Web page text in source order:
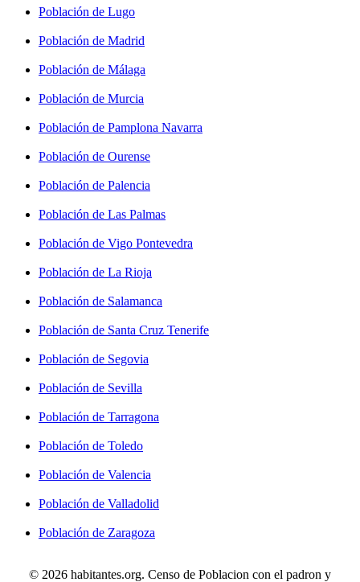
Población de Lugo
Población de Madrid
Población de Málaga
Población de Murcia
Población de Pamplona Navarra
Población de Ourense
Población de Palencia
Población de Las Palmas
Población de Vigo Pontevedra
Población de La Rioja
Población de Salamanca
Población de Santa Cruz Tenerife
Población de Segovia
Población de Sevilla
Población de Tarragona
Población de Toledo
Población de Valencia
Población de Valladolid
Población de Zaragoza
© 2026 habitantes.org. Censo de Poblacion con el padron y